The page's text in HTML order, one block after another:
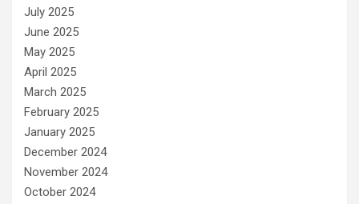
July 2025
June 2025
May 2025
April 2025
March 2025
February 2025
January 2025
December 2024
November 2024
October 2024